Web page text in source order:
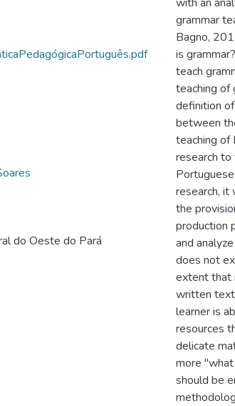
do Oeste do Pará
grammar
Bagno,
is
teach
teaching of
definition
between
teaching of
research
research,
the
production
and
does not
extent that
written
learner is
resources
delicate
more
should be